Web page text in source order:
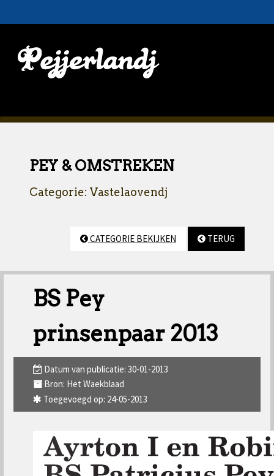
PEY & OMSTREKEN
Categorie: Vastelaovendj
CATEGORIE BEKIJKEN TERUG
BS Pey
prinsenpaar 2013
Datum van publicatie: 30-01-2013
Bron: Het Waekblaad
Toegevoegd op: 24-05-2013